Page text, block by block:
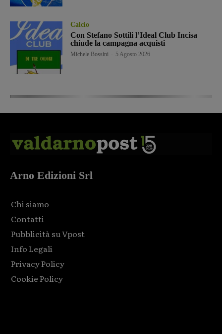
Calcio
Con Stefano Sottili l’Ideal Club Incisa
chiude la campagna acquisti
Michele Bossini 5 Agosto 2026
Arno Edizioni Srl
Chi siamo
Contatti
Pubblicità su Vpost
Info Legali
Privacy Policy
Cookie Policy